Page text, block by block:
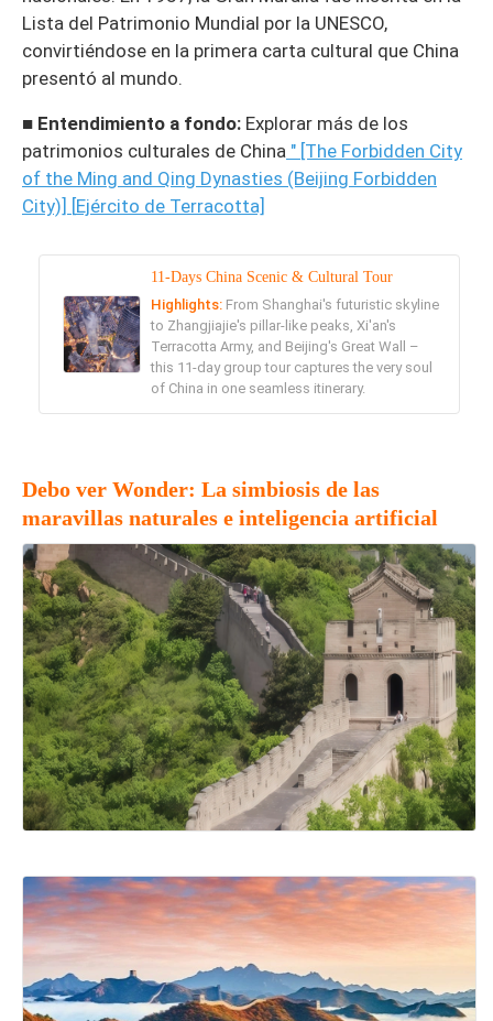
Lista del Patrimonio Mundial por la UNESCO,
convirtiéndose en la primera carta cultural que China
presentó al mundo.
■ Entendimiento a fondo: Explorar más de los
patrimonios culturales de China " [The Forbidden City
of the Ming and Qing Dynasties (Beijing Forbidden
City)] [Ejército de Terracotta]
11-Days China Scenic & Cultural Tour
Highlights: From Shanghai's futuristic skyline
to Zhangjiajie's pillar-like peaks, Xi'an's
Terracotta Army, and Beijing's Great Wall –
this 11-day group tour captures the very soul
of China in one seamless itinerary.
Debo ver Wonder: La simbiosis de las
maravillas naturales e inteligencia artificial